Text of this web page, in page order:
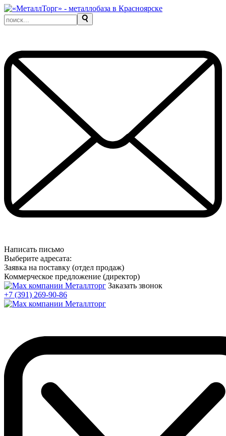
Написать письмо
Выберите адресата:
Заявка на поставку (отдел продаж)
Коммерческое предложение (директор)
Заказать звонок
+7 (391) 269-90-86